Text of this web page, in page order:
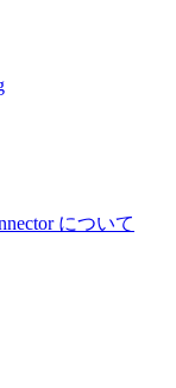
について